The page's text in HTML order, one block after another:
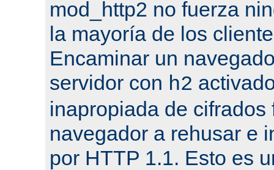
mod_http2 no fuerza
la mayoría de los
Encaminar un
servidor con h2
inapropiada de cifrados
navegador a rehusar e
por HTTP 1.1. Esto es